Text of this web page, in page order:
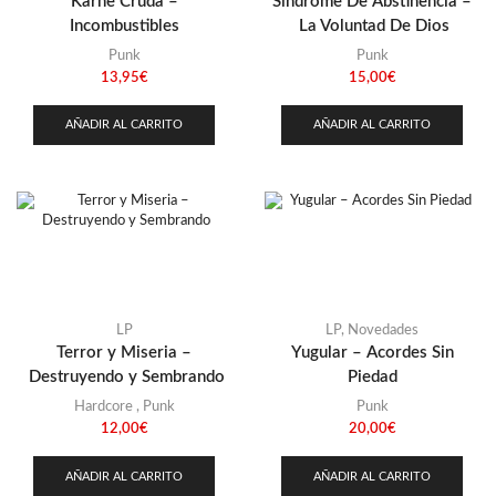
Incombustibles
Punk
13,95€
AÑADIR AL CARRITO
La Voluntad De Dios
Punk
15,00€
AÑADIR AL CARRITO
LP
Terror y Miseria –
Destruyendo y Sembrando
Hardcore, Punk
12,00€
AÑADIR AL CARRITO
LP, Novedades
Yugular – Acordes Sin
Piedad
Punk
20,00€
AÑADIR AL CARRITO